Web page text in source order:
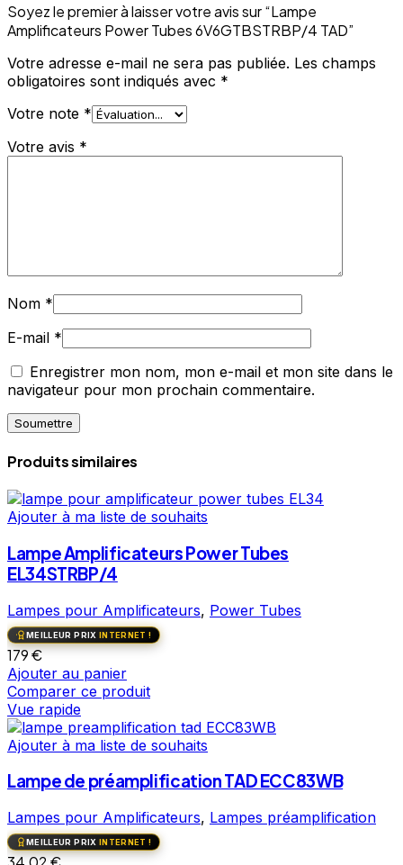
Soyez le premier à laisser votre avis sur “Lampe
Amplificateurs Power Tubes 6V6GTBSTRBP/4 TAD”
Votre adresse e-mail ne sera pas publiée. Les champs
obligatoires sont indiqués avec *
Votre note *
Votre avis *
Nom *
E-mail *
Enregistrer mon nom, mon e-mail et mon site dans le
navigateur pour mon prochain commentaire.
Produits similaires
Ajouter à ma liste de souhaits
Lampe Amplificateurs Power Tubes
EL34STRBP/4
Lampes pour Amplificateurs, Power Tubes
MEILLEUR PRIX INTERNET !
179€
Ajouter au panier
Comparer ce produit
Vue rapide
Ajouter à ma liste de souhaits
Lampe de préamplification TAD ECC83WB
Lampes pour Amplificateurs, Lampes préamplification
MEILLEUR PRIX INTERNET !